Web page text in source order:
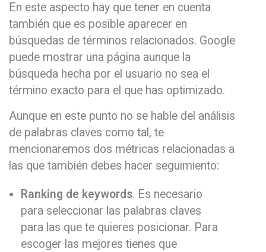
En este aspecto hay que tener en cuenta
también que es posible aparecer en
búsquedas de términos relacionados. Google
puede mostrar una página aunque la
búsqueda hecha por el usuario no sea el
término exacto para el que has optimizado.
Aunque en este punto no se hable del análisis
de palabras claves como tal, te
mencionaremos dos métricas relacionadas a
las que también debes hacer seguimiento:
Ranking de keywords. Es necesario
para seleccionar las palabras claves
para las que te quieres posicionar. Para
escoger las mejores tienes que